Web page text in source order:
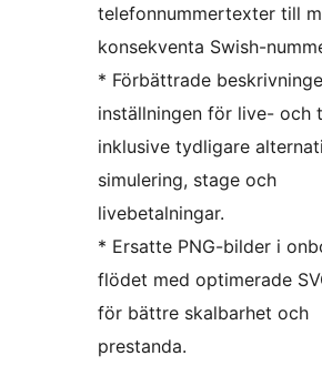
telefonnummertexter till
konsekventa Swish-
* Förbättrade
inställningen för live- och
inklusive tydligare
simulering, stage och
livebetalningar.
* Ersatte PNG-bilder i
flödet med optimerade
för bättre skalbarhet och
prestanda.